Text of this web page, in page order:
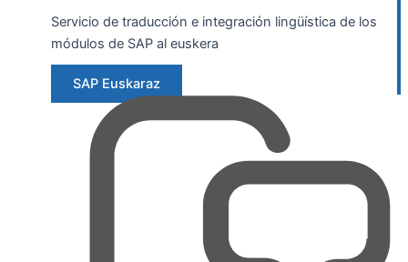
Servicio de traducción e integración lingüística de los
módulos de SAP al euskera
SAP Euskaraz